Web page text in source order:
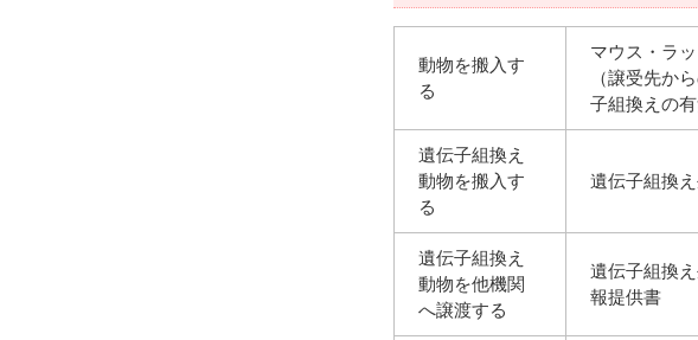
動物を搬入す
る
マウス・ラ
（譲受先か
子組換えの
遺伝子組換え
動物を搬入す
る
遺伝子組換
遺伝子組換え
動物を他機関
へ譲渡する
遺伝子組換
報提供書